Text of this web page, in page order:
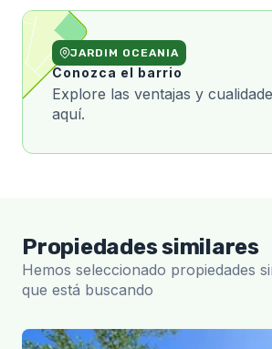
JARDIM OCEANIA
Conozca el barrio
Explore las ventajas y
aquí.
Propiedades similares
Hemos seleccionado propiedades
que está buscando